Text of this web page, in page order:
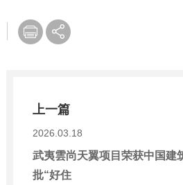
上一篇
2026.03.18
武夷雲尚天翼项目荣获中国建
批“好住